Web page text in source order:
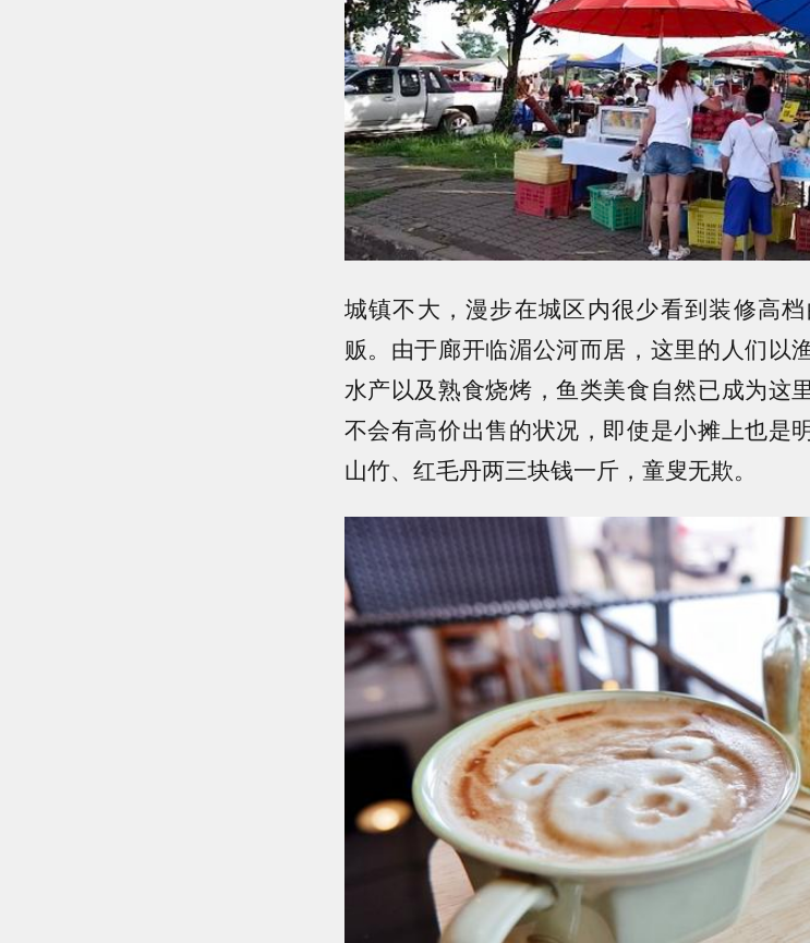
城镇不大，漫步在城区内很少看到装修高
贩。由于廊开临湄公河而居，这里的人们以
水产以及熟食烧烤，鱼类美食自然已成为这
不会有高价出售的状况，即使是小摊上也是
山竹、红毛丹两三块钱一斤，童叟无欺。